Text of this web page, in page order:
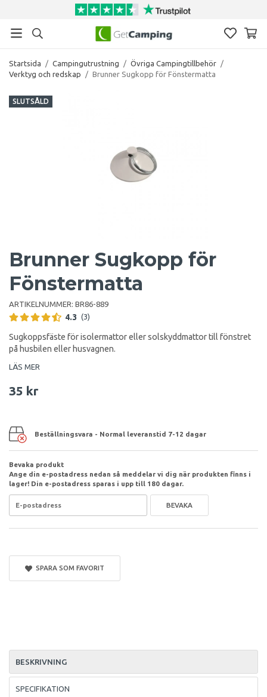
Startsida / Campingutrustning / Övriga Campingtillbehör /
Verktyg och redskap
/ Brunner Sugkopp för Fönstermatta
SLUTSÅLD
Brunner Sugkopp för
Fönstermatta
ARTIKELNUMMER: BR86-889
4.3 (3)
Sugkoppsfäste för isolermattor eller solskyddmattor till fönstret
på husbilen eller husvagnen.
LÄS MER
35 kr
Beställningsvara - Normal leveranstid 7-12 dagar
Bevaka produkt
Ange din e-postadress nedan så meddelar vi dig när produkten finns i
lager! Din e-postadress sparas i upp till 180 dagar.
BEVAKA
SPARA SOM FAVORIT
BESKRIVNING
SPECIFIKATION